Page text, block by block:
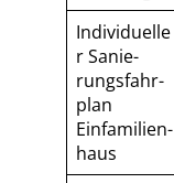
Individuelle
r Sa­nie­
rungs­fahr­
plan
Einfamilien­
haus